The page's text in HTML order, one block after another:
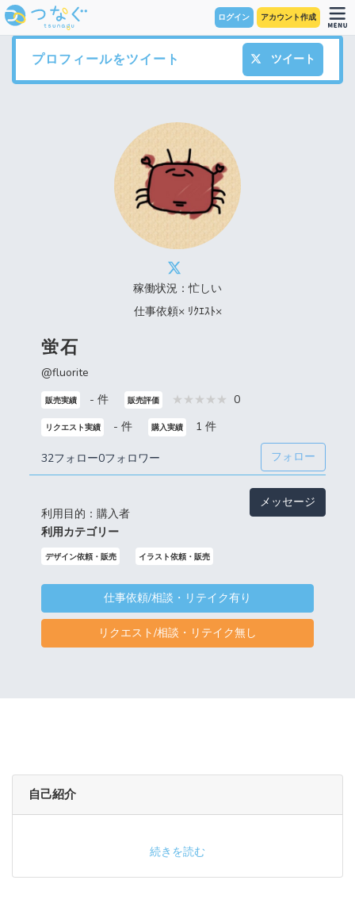
ログイン アカウント作成
プロフィールをツイート ツイート
稼働状況：忙しい
仕事依頼× ﾘｸｴｽﾄ×
蛍石
@fluorite
販売実績 - 件 販売評価 0
リクエスト実績 - 件 購入実績 1 件
32フォロー0フォロワー フォロー
利用目的：購入者
メッセージ
利用カテゴリー
デザイン依頼・販売 イラスト依頼・販売
仕事依頼/相談・リテイク有り
リクエスト/相談・リテイク無し
自己紹介
続きを読む